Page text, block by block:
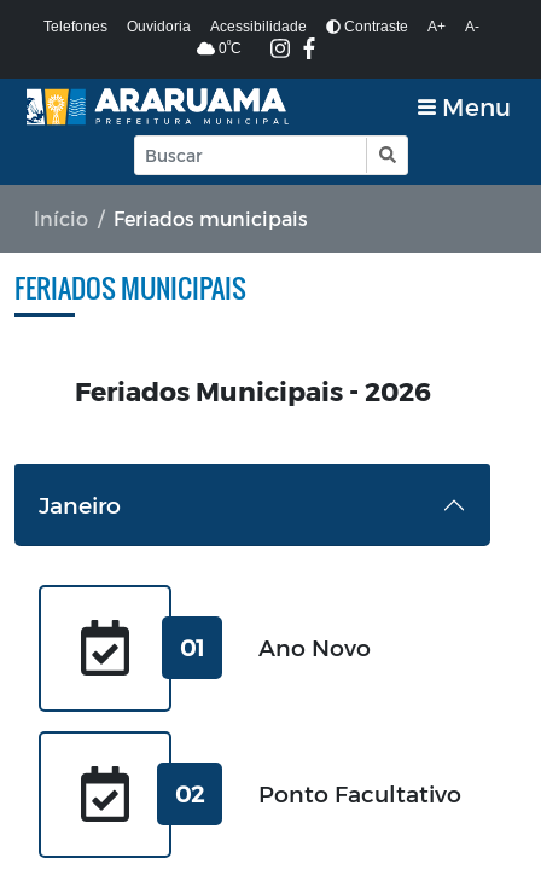
Telefones Ouvidoria Acessibilidade Contraste A+
A-
0ºC
Menu
Início Feriados municipais
FERIADOS MUNICIPAIS
Feriados Municipais - 2026
Janeiro
01 Ano Novo
02 Ponto Facultativo